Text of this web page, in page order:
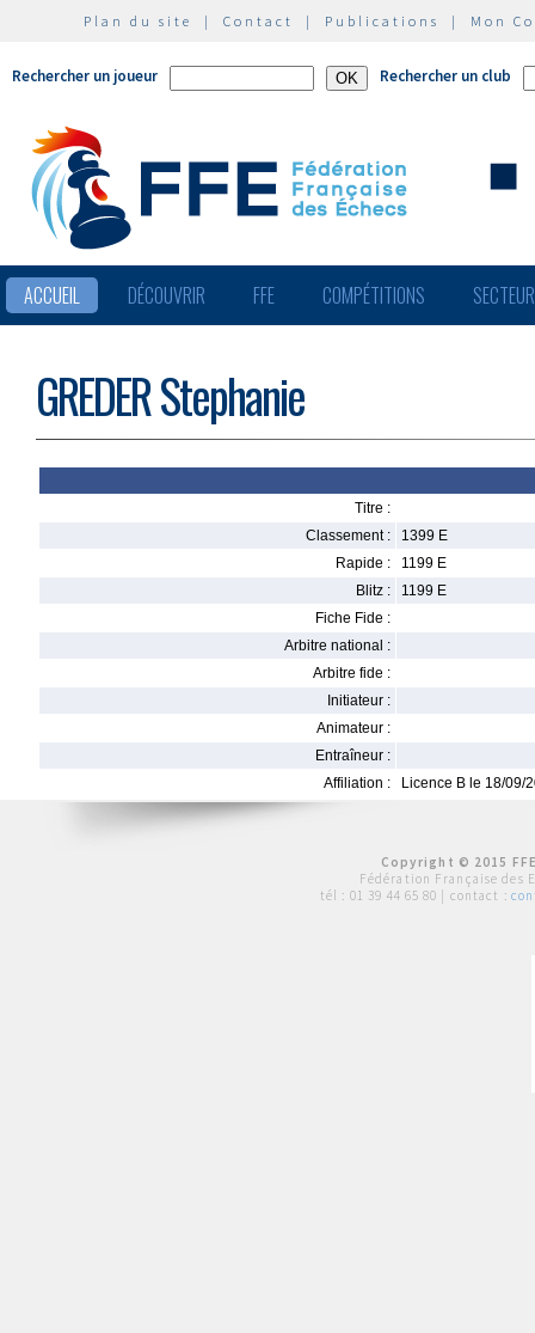
Plan du site | Contact | Publications | Mon
Rechercher un joueur Rechercher un club
ACCUEIL DÉCOUVRIR FFE COMPÉTITIONS
GREDER Stephanie
Titre :
Classement :
1399 E
Rapide :
1199 E
Blitz :
1199 E
Fiche Fide :
Arbitre national :
Arbitre fide :
Initiateur :
Animateur :
Entraîneur :
Affiliation :
Licence B le 18/09/
Copyright © 2015
Fédération Française des
tél : 01 39 44 65 80 | contact :